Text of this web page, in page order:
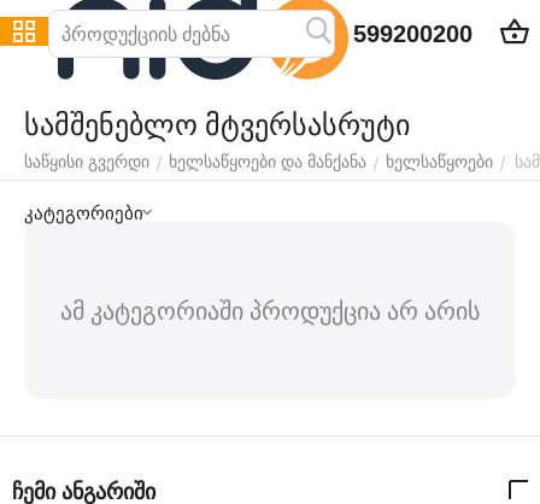
599200200
სამშენებლო მტვერსასრუტი
საწყისი გვერდი / ხელსაწყოები და მანქანა / ხელსაწყოები /
კატეგორიები
ამ კატეგორიაში პროდუქცია არ არის
ჩემი ანგარიში